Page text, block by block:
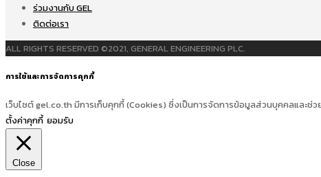
ร่วมงานกับ GEL
ติดต่อเรา
ALL RIGHTS RESERVED ©2021, GENERAL ENGINEERING PLC.
การใช้และการจัดการคุกกี้
เว็บไซต์ gel.co.th มีการเก็บคุกกี้ (Cookies) ซึ่งเป็นการจัดการข้อมูลส่วนบุคคลและช่
ตั้งค่าคุกกี้ ยอมรับ
Close